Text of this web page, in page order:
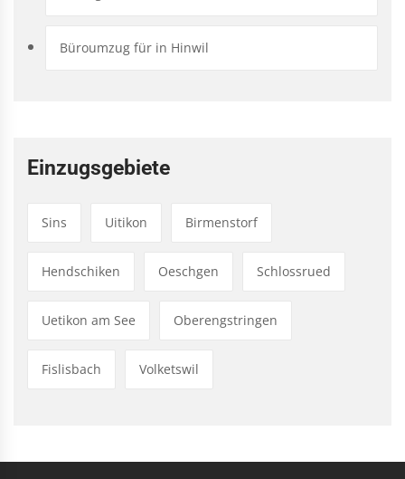
Büroumzug für in Hinwil
Einzugsgebiete
Sins Uitikon Birmenstorf
Hendschiken Oeschgen Schlossrued
Uetikon am See Oberengstringen
Fislisbach Volketswil